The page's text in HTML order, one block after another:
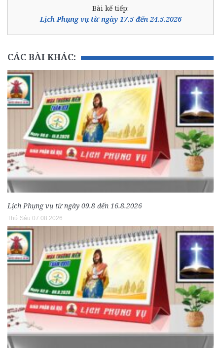
Bài kế tiếp:
Lịch Phụng vụ từ ngày 17.5 đến 24.5.2026
CÁC BÀI KHÁC:
Lịch Phụng vụ từ ngày 09.8 đến 16.8.2026
Thứ Sáu 07.08.2026